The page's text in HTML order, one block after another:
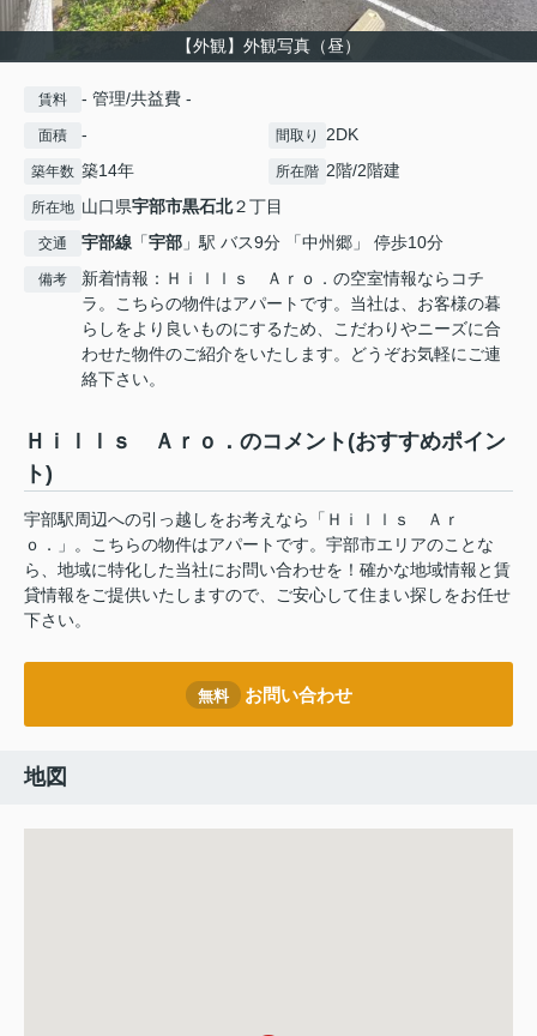
【外観】外観写真（昼）
賃料 - 管理/共益費 -
面積 - 間取り 2DK
築年数 築14年 所在階 2階/2階建
所在地 山口県宇部市黒石北２丁目
交通 宇部線 「宇部 」駅 バス9分 「中州郷」 停歩10分
備考
新着情報：Ｈｉｌｌｓ Ａｒｏ．の空室情報ならコチ
ラ。こちらの物件はアパートです。当社は、お客様の暮
らしをより良いものにするため、こだわりやニーズに合
わせた物件のご紹介をいたします。どうぞお気軽にご連
絡下さい。
Ｈｉｌｌｓ Ａｒｏ．のコメント(おすすめポイン
ト)
宇部駅周辺への引っ越しをお考えなら「Ｈｉｌｌｓ Ａｒ
ｏ．」。こちらの物件はアパートです。宇部市エリアのことな
ら、地域に特化した当社にお問い合わせを！確かな地域情報と賃
貸情報をご提供いたしますので、ご安心して住まい探しをお任せ
下さい。
無料 お問い合わせ
地図